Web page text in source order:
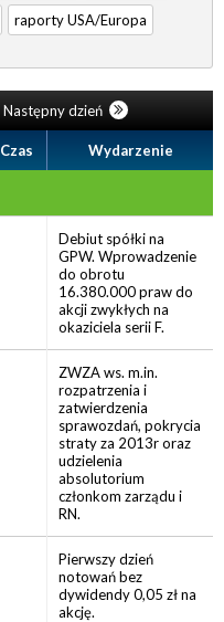
raporty USA/Europa
Następny dzień
Czas Wydarzenie
Debiut spółki na
GPW. Wprowadzenie
do obrotu
16.380.000 praw do
akcji zwykłych na
okaziciela serii F.
ZWZA ws. m.in.
rozpatrzenia i
zatwierdzenia
sprawozdań, pokrycia
straty za 2013r oraz
udzielenia
absolutorium
członkom zarządu i
RN.
Pierwszy dzień
notowań bez
dywidendy 0,05 zł na
akcję.